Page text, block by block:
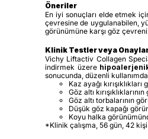
Öneriler
En iyi sonuçları elde etmek
çevresine de uygulanabilen,
görünümüne karşı göz
Klinik Testler veya
Vichy Liftactiv Collagen
indirmek üzere
sonucunda, düzenli
Kaz ayağı
Göz altı
Göz altı torbalarının
Düşük göz kapağı
Koyu halka
*Klinik çalışma, 56 gün, 42